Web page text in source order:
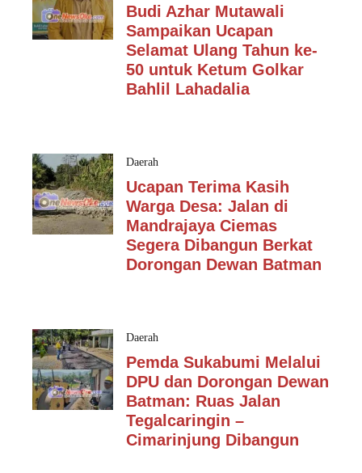
Budi Azhar Mutawali
Sampaikan Ucapan
Selamat Ulang Tahun ke-
50 untuk Ketum Golkar
Bahlil Lahadalia
Daerah
Ucapan Terima Kasih
Warga Desa: Jalan di
Mandrajaya Ciemas
Segera Dibangun Berkat
Dorongan Dewan Batman
Daerah
Pemda Sukabumi Melalui
DPU dan Dorongan Dewan
Batman: Ruas Jalan
Tegalcaringin –
Cimarinjung Dibangun